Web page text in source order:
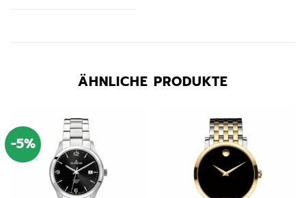
ÄHNLICHE PRODUKTE
-5%